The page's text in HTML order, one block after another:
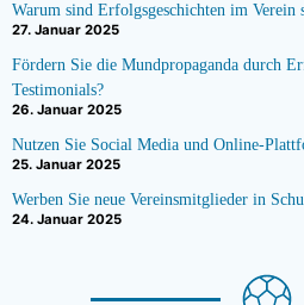
Warum sind Erfolgsgeschichten im Verein
27. Januar 2025
Fördern Sie die Mundpropaganda durch
Testimonials?
26. Januar 2025
Nutzen Sie Social Media und Online-
25. Januar 2025
Werben Sie neue Vereinsmitglieder in
24. Januar 2025